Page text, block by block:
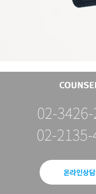
온라인상담